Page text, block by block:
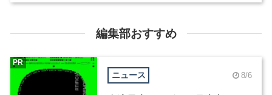
編集部おすすめ
ニュース 8/6
PR